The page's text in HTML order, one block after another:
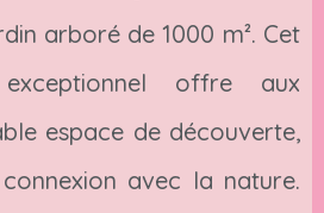
arboré de 1000 m². Cet
exceptionnel offre aux
espace de découverte,
avec la nature.